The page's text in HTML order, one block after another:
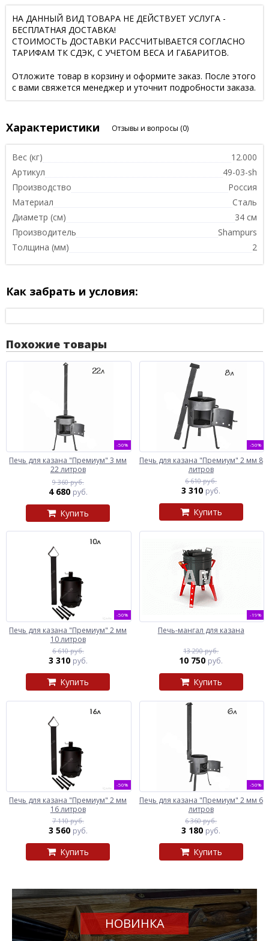
НА ДАННЫЙ ВИД ТОВАРА НЕ ДЕЙСТВУЕТ УСЛУГА -
БЕСПЛАТНАЯ ДОСТАВКА!
СТОИМОСТЬ ДОСТАВКИ РАССЧИТЫВАЕТСЯ СОГЛАСНО
ТАРИФАМ ТК СДЭК, С УЧЕТОМ ВЕСА И ГАБАРИТОВ.
Отложите товар в корзину и оформите заказ. После этого
с вами свяжется менеджер и уточнит подробности заказа.
Характеристики Отзывы и вопросы (0)
Вес (кг)
12.000
Артикул
49-03-sh
Производство
Россия
Материал
Сталь
Диаметр (см)
34 см
Производитель
Shampurs
Толщина (мм)
2
Как забрать и условия:
Похожие товары
-50%
Печь для казана "Премиум" 3 мм
22 литров
9 360 руб.
4 680 руб.
Купить
-50%
Печь для казана "Премиум" 2 мм 8
литров
6 610 руб.
3 310 руб.
Купить
-50%
Печь для казана "Премиум" 2 мм
10 литров
6 610 руб.
3 310 руб.
Купить
-19%
Печь-мангал для казана
13 290 руб.
10 750 руб.
Купить
-50%
Печь для казана "Премиум" 2 мм
16 литров
7 110 руб.
3 560 руб.
Купить
-50%
Печь для казана "Премиум" 2 мм 6
литров
6 360 руб.
3 180 руб.
Купить
НОВИНКА